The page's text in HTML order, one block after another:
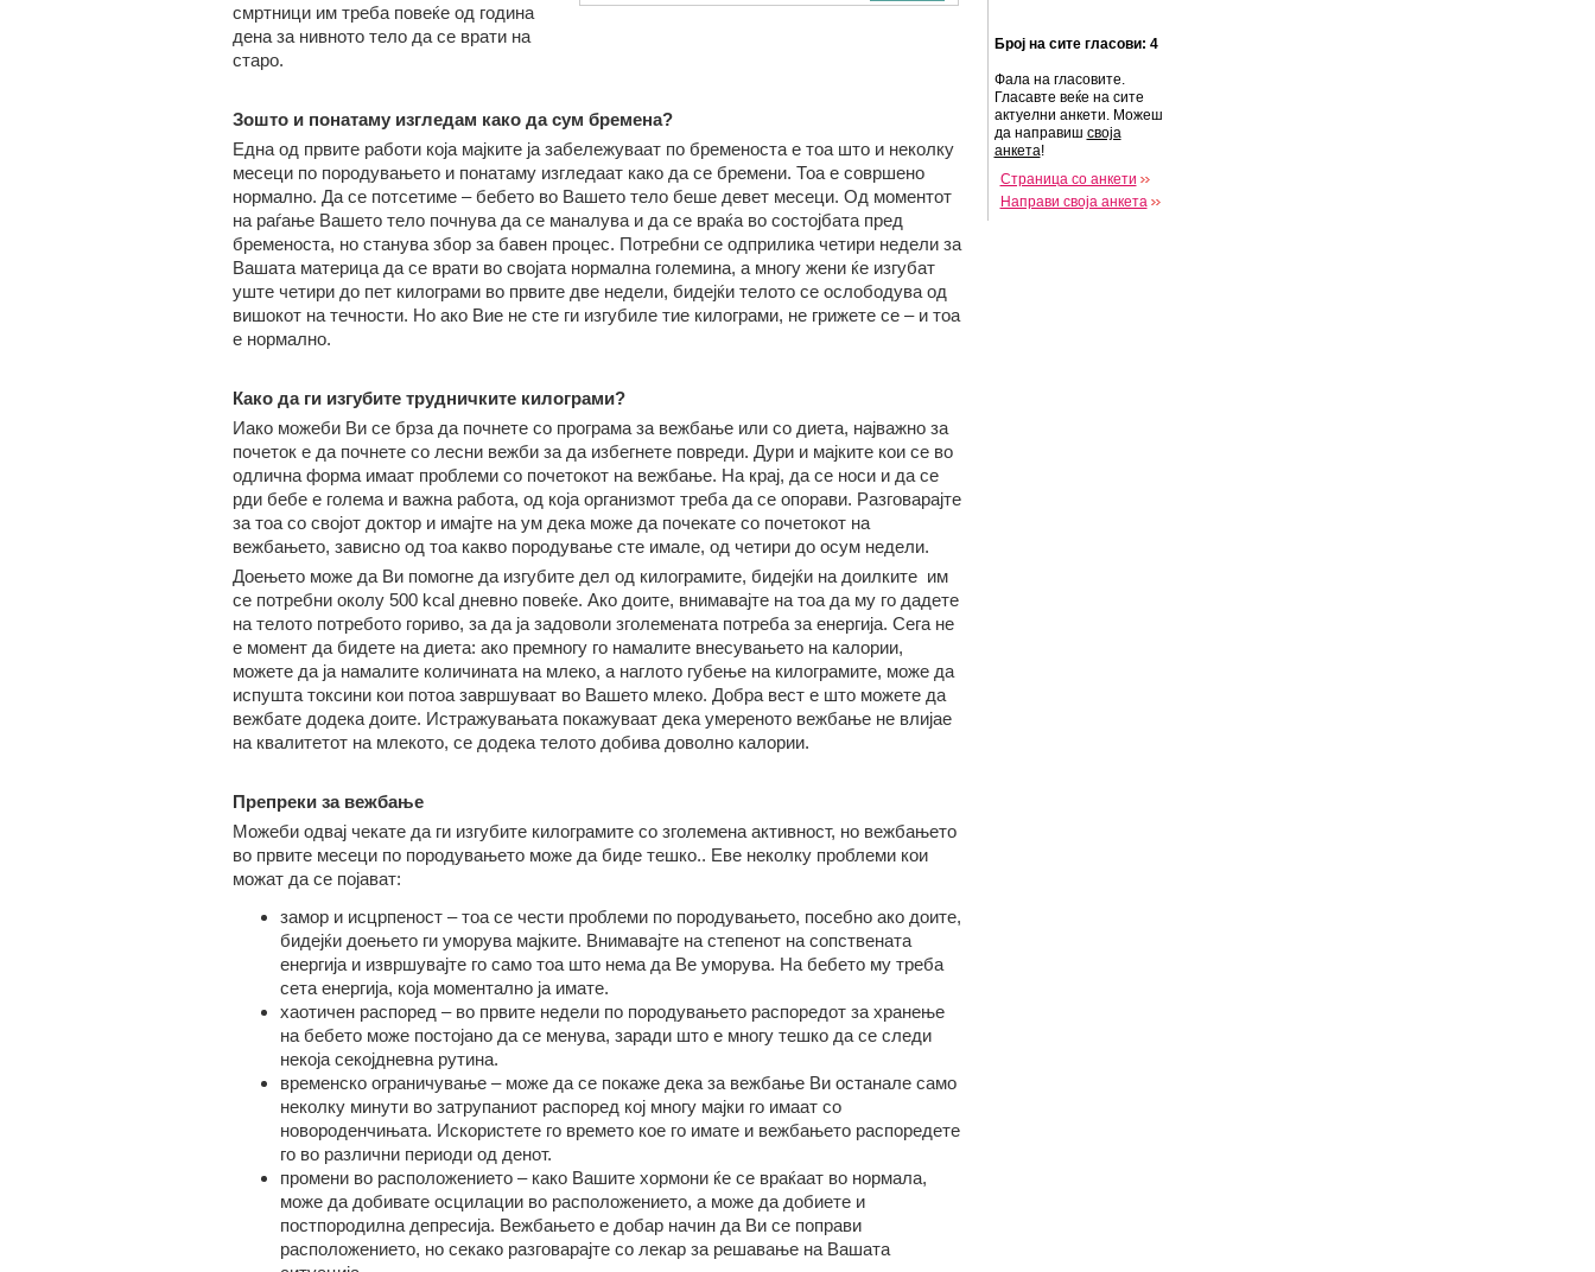
смртници им треба повеќе од година
дена за нивното тело да се врати на
старо.
Зошто и понатаму изгледам како да сум бремена?
Една од првите работи која мајките ја забележуваат по бременоста е тоа што и неколку
месеци по породувањето и понатаму изгледаат како да се бремени. Тоа е совршено
нормално. Да се потсетиме – бебето во Вашето тело беше девет месеци. Од моментот
на раѓање Вашето тело почнува да се маналува и да се враќа во состојбата пред
бременоста, но станува збор за бавен процес. Потребни се одприлика четири недели за
Вашата материца да се врати во својата нормална големина, а многу жени ќе изгубат
уште четири до пет килограми во првите две недели, бидејќи телото се ослободува од
вишокот на течности. Но ако Вие не сте ги изгубиле тие килограми, не грижете се – и тоа
е нормално.
Како да ги изгубите трудничките килограми?
Иако можеби Ви се брза да почнете со програма за вежбање или со диета, најважно за
почеток е да почнете со лесни вежби за да избегнете повреди. Дури и мајките кои се во
одлична форма имаат проблеми со почетокот на вежбање. На крај, да се носи и да се
рди бебе е голема и важна работа, од која организмот треба да се опорави. Разговарајте
за тоа со својот доктор и имајте на ум дека може да почекате со почетокот на
вежбањето, зависно од тоа какво породување сте имале, од четири до осум недели.
Доењето може да Ви помогне да изгубите дел од килограмите, бидејќи на доилките им
се потребни околу 500 kcal дневно повеќе. Ако доите, внимавајте на тоа да му го дадете
на телото потребото гориво, за да ја задоволи зголемената потреба за енергија. Сега не
е момент да бидете на диета: ако премногу го намалите внесувањето на калории,
можете да ја намалите количината на млеко, а наглото губење на килограмите, може да
испушта токсини кои потоа завршуваат во Вашето млеко. Добра вест е што можете да
вежбате додека доите. Истражувањата покажуваат дека умереното вежбање не влијае
на квалитетот на млекото, се додека телото добива доволно калории.
Препреки за вежбање
Можеби одвај чекате да ги изгубите килограмите со зголемена активност, но вежбањето
во првите месеци по породувањето може да биде тешко.. Еве неколку проблеми кои
можат да се појават:
замор и исцрпеност – тоа се чести проблеми по породувањето, посебно ако доите,
бидејќи доењето ги уморува мајките. Внимавајте на степенот на сопствената
енергија и извршувајте го само тоа што нема да Ве уморува. На бебето му треба
сета енергија, која моментално ја имате.
хаотичен распоред – во првите недели по породувањето распоредот за хранење
на бебето може постојано да се менува, заради што е многу тешко да се следи
некоја секојдневна рутина.
временско ограничување – може да се покаже дека за вежбање Ви останале само
неколку минути во затрупаниот распоред кој многу мајки го имаат со
новороденчињата. Искористете го времето кое го имате и вежбањето распоредете
го во различни периоди од денот.
промени во расположението – како Вашите хормони ќе се враќаат во нормала,
може да добивате осцилации во расположението, а може да добиете и
постпородилна депресија. Вежбањето е добар начин да Ви се поправи
расположението, но секако разговарајте со лекар за решавање на Вашата
Број на сите гласови: 4
Фала на гласовите.
Гласавте веќе на сите
актуелни анкети. Можеш
да направиш своја
анкета!
Страница со анкети
Направи своја анкета